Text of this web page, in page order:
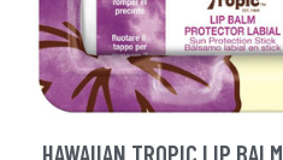
HAWAIIAN TROPIC LIP